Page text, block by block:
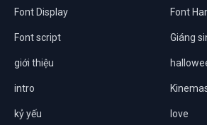
Font Display Font
Font script Giáng
giới thiệu
intro
kỷ yếu love